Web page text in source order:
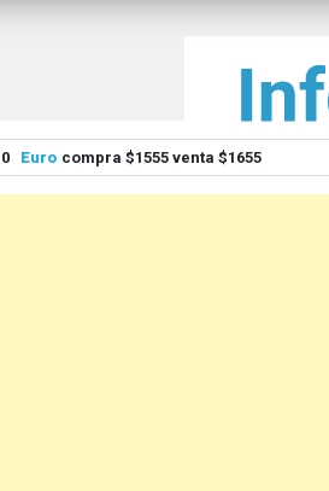
Euro compra $1555 venta $1655